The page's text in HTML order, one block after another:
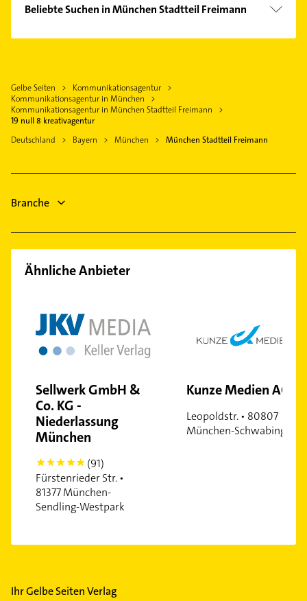
Berg am Laim
Bogenhausen
Forstenried
Hadern
Hasenbergl
Laim
Ludwigsvorstadt
Maxvorstadt
Neuhausen
Nymphenburg
Obermenzing
Obersendling
Pasing
Ramersdorf
Riem
Schwabing
Schwabing-West
Schwanthalerhöhe
Thalkirchen
Oberschleißheim
Feldkirchen Kreis München
Eching Kreis Freising
Kirchheim bei München
Haar Kreis München
Elektroinstallation
Ärztehaus
Hausarzt
Allgemeinarzt
Dachdecker
Beliebte Suchen in München Stadtteil Freimann
Elektroinstallation
Elektriker
Elektro Reparatur
Kanalreinigung
Arzt
Gelbe Seiten
Kommunikationsagentur
Kommunikationsagentur in München
Kommunikationsagentur in München Stadtteil Freimann
19 null 8 kreativagentur
Deutschland
Bayern München München Stadtteil Freimann
Branche
Ähnliche Anbieter
Sellwerk GmbH &
Co. KG -
Niederlassung
München
5
(91)
Fürstenrieder Str. •
81377 München-
Sendling-Westpark
Kunze Medien AG
Leopoldstr. • 80807
München-Schwabing
Ihr Gelbe Seiten Verlag